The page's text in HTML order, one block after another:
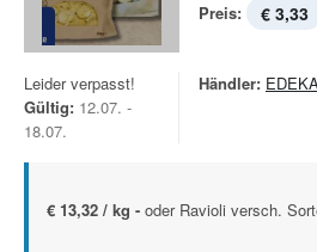
Preis: € 3,33
Leider verpasst!
Gültig: 12.07. -
18.07.
Händler:
€ 13,32 / kg - oder Ravioli versch.